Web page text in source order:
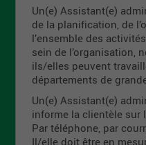
Un(e) Assistant(e)
de la planification, de
l’ensemble des
sein de l’organisation,
ils/elles peuvent
départements de
Un(e) Assistant(e)
informe la clientèle sur
Par téléphone, par
Il/elle doit être en